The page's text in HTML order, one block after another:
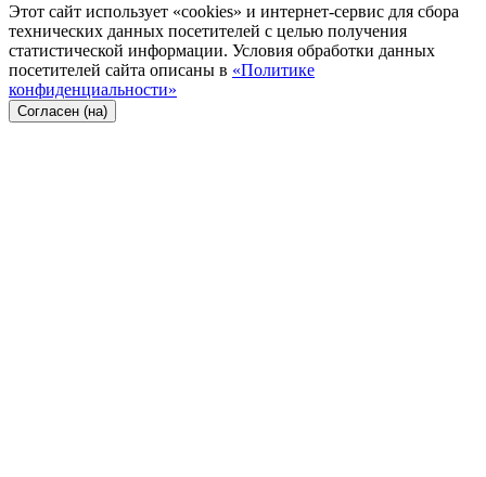
Этот сайт использует «cookies» и интернет-сервис для сбора
технических данных посетителей с целью получения
статистической информации. Условия обработки данных
посетителей сайта описаны в «Политике
конфиденциальности»
Согласен (на)